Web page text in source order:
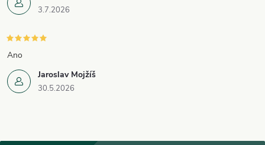
3.7.2026
Jaroslav Mojžíš
30.5.2026
Ano